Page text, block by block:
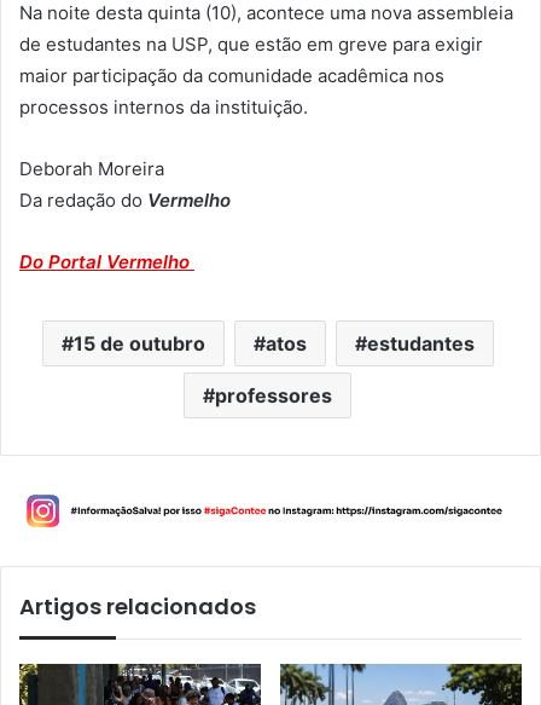
Na noite desta quinta (10), acontece uma nova assembleia
de estudantes na USP, que estão em greve para exigir
maior participação da comunidade acadêmica nos
processos internos da instituição.
Deborah Moreira
Da redação do Vermelho
Do Portal Vermelho
15 de outubro atos estudantes
professores
Artigos relacionados